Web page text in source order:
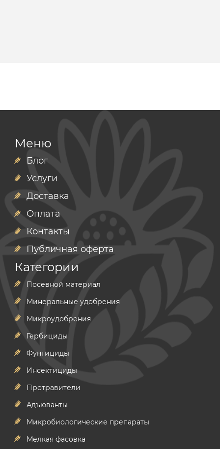
Меню
Блог
Услуги
Доставка
Оплата
Контакты
Публичная оферта
Категории
Посевной материал
Минеральные удобрения
Микроудобрения
Гербициды
Фунгициды
Инсектициды
Протравители
Адъюванты
Микробиологические препараты
Мелкая фасовка